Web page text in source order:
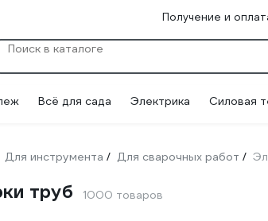
Получение и
Всё для сада Электрика Силовая
Для инструмента / Для сварочных работ /
труб 1000 товаров